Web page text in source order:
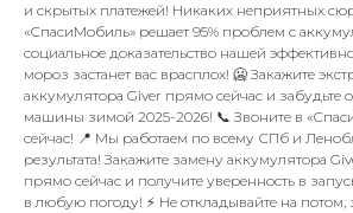
и скрытых платежей! Никаких неприятных
«СпасиМобиль» решает 95% проблем с
социальное доказательство нашей
мороз застанет вас врасплох! 🥶 Закажите
аккумулятора Giver прямо сейчас и забудьте о
машины зимой 2025-2026! 📞 Звоните в
сейчас! 📍 Мы работаем по всему СПб и
результата! Закажите замену аккумулятора
прямо сейчас и получите уверенность в
в любую погоду! ⚡️ Не откладывайте на